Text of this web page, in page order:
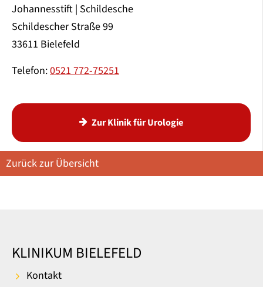
Johannesstift | Schildesche
Schildescher Straße 99
33611 Bielefeld
Telefon:0521 772-75251
Zur Klinik für Urologie
Zurück zur Übersicht
KLINIKUM BIELEFELD
Kontakt